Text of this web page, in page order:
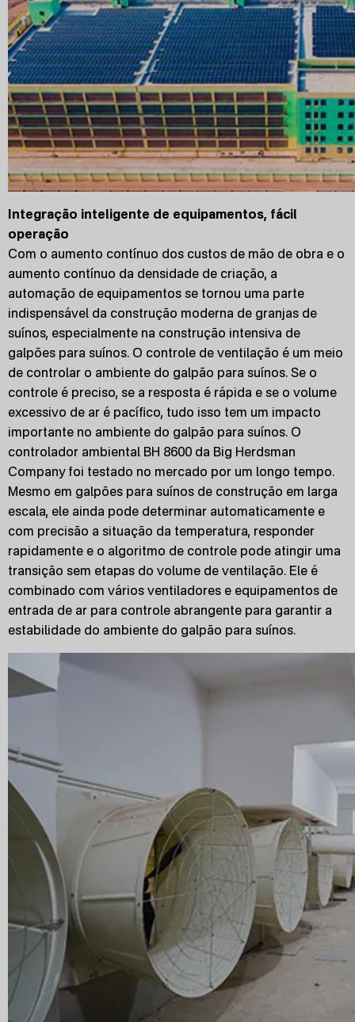
Integração inteligente de equipamentos, fácil
operação
Com o aumento contínuo dos custos de mão de obra e o
aumento contínuo da densidade de criação, a
automação de equipamentos se tornou uma parte
indispensável da construção moderna de granjas de
suínos, especialmente na construção intensiva de
galpões para suínos. O controle de ventilação é um meio
de controlar o ambiente do galpão para suínos. Se o
controle é preciso, se a resposta é rápida e se o volume
excessivo de ar é pacífico, tudo isso tem um impacto
importante no ambiente do galpão para suínos. O
controlador ambiental BH 8600 da Big Herdsman
Company foi testado no mercado por um longo tempo.
Mesmo em galpões para suínos de construção em larga
escala, ele ainda pode determinar automaticamente e
com precisão a situação da temperatura, responder
rapidamente e o algoritmo de controle pode atingir uma
transição sem etapas do volume de ventilação. Ele é
combinado com vários ventiladores e equipamentos de
entrada de ar para controle abrangente para garantir a
estabilidade do ambiente do galpão para suínos.